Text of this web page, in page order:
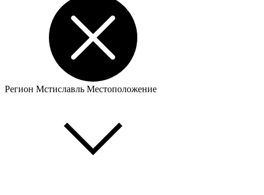
Регион Мстиславль Местоположение